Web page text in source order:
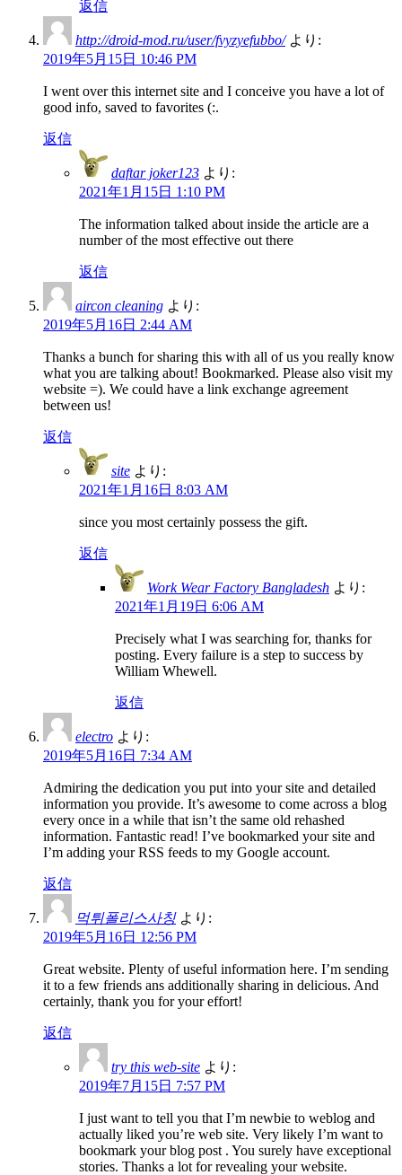
返信
http://droid-mod.ru/user/fvyzyefubbo/ より:
2019年5月15日 10:46 PM
I went over this internet site and I conceive you have a lot of
good info, saved to favorites (:.
返信
daftar joker123 より:
2021年1月15日 1:10 PM
The information talked about inside the article are a
number of the most effective out there
返信
aircon cleaning より:
2019年5月16日 2:44 AM
Thanks a bunch for sharing this with all of us you really know
what you are talking about! Bookmarked. Please also visit my
website =). We could have a link exchange agreement
between us!
返信
site より:
2021年1月16日 8:03 AM
since you most certainly possess the gift.
返信
Work Wear Factory Bangladesh より:
2021年1月19日 6:06 AM
Precisely what I was searching for, thanks for
posting. Every failure is a step to success by
William Whewell.
返信
electro より:
2019年5月16日 7:34 AM
Admiring the dedication you put into your site and detailed
information you provide. It’s awesome to come across a blog
every once in a while that isn’t the same old rehashed
information. Fantastic read! I’ve bookmarked your site and
I’m adding your RSS feeds to my Google account.
返信
먹튀폴리스사칭 より:
2019年5月16日 12:56 PM
Great website. Plenty of useful information here. I’m sending
it to a few friends ans additionally sharing in delicious. And
certainly, thank you for your effort!
返信
try this web-site より:
2019年7月15日 7:57 PM
I just want to tell you that I’m newbie to weblog and
actually liked you’re web site. Very likely I’m want to
bookmark your blog post . You surely have exceptional
stories. Thanks a lot for revealing your website.